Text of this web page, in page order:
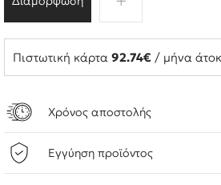
Πιστωτική κάρτα 92.74€ / μήνα
Χρόνος αποστολής
Εγγύηση προϊόντος